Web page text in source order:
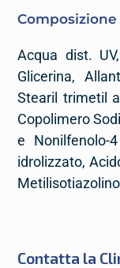
Composizione
Acqua dist.
Glicerina,
Stearil trimetil
Copolimero
e Nonilfenolo-
idrolizzato,
Contatta la